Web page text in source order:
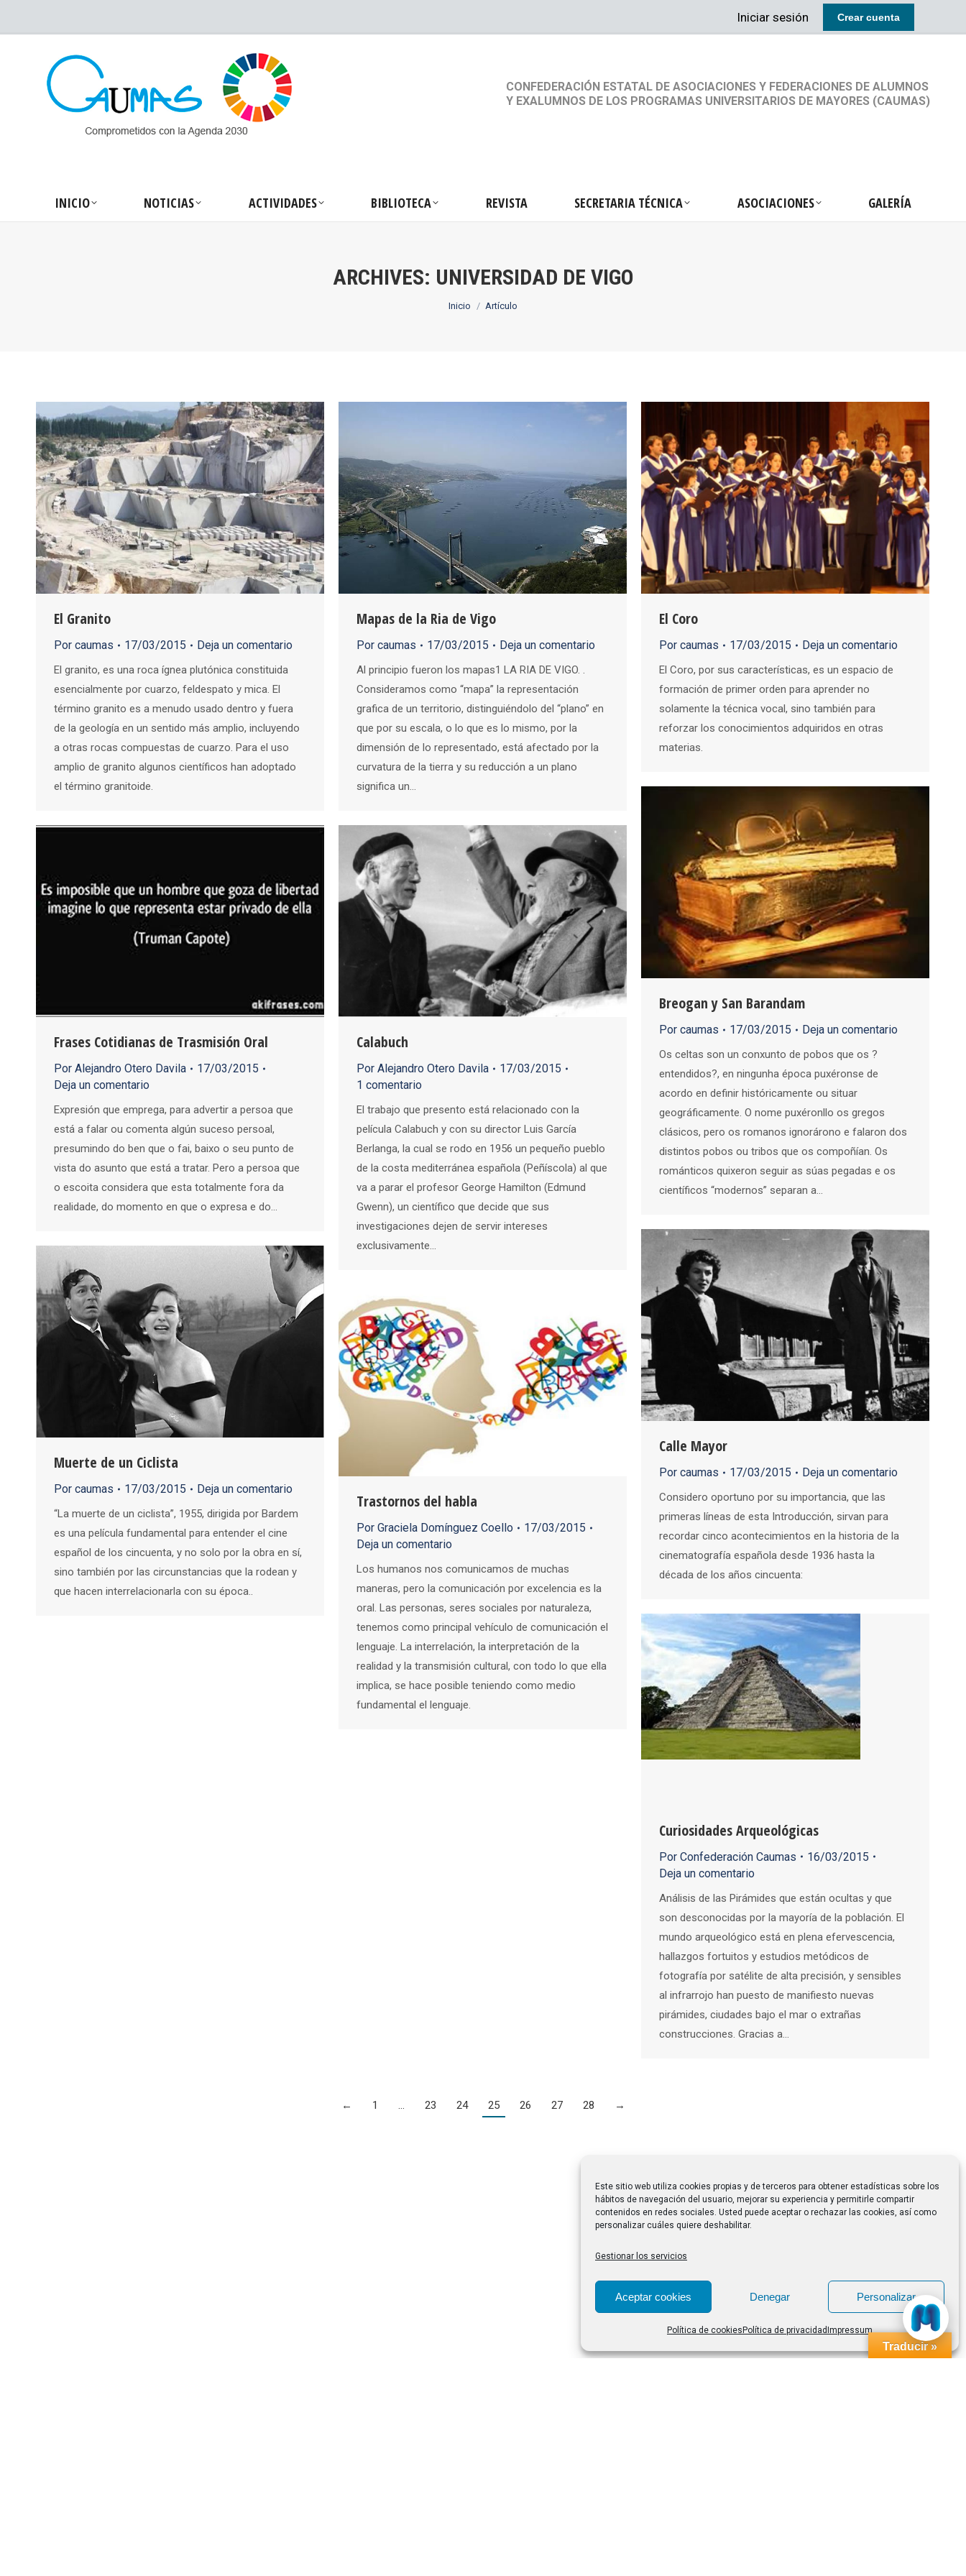
Este sitio web utiliza cookies propias y de terceros para obtener estadísticas sobre los
hábitos de navegación del usuario, mejorar su experiencia y permitirle compartir
contenidos en redes sociales. Usted puede aceptar o rechazar las cookies, así como
personalizar cuáles quiere deshabilitar.
Gestionar los servicios
Aceptar cookies Denegar Personalizar
Política de cookies Política de privacidad Impressum
Iniciar sesión Crear cuenta
CONFEDERACIÓN ESTATAL DE ASOCIACIONES Y FEDERACIONES DE ALUMNOS
Y EXALUMNOS DE LOS PROGRAMAS UNIVERSITARIOS DE MAYORES (CAUMAS)
INICIO NOTICIAS ACTIVIDADES BIBLIOTECA REVISTA SECRETARIA TÉCNICA ASOCIACIONES GALERÍA
ARCHIVES: UNIVERSIDAD DE VIGO
Estás aquí:
Inicio Artículo
El Granito
Por caumas 17/03/2015 Deja un comentario
El granito, es una roca ígnea plutónica constituida
esencialmente por cuarzo, feldespato y mica. El
término granito es a menudo usado dentro y fuera
de la geología en un sentido más amplio, incluyendo
a otras rocas compuestas de cuarzo. Para el uso
amplio de granito algunos científicos han adoptado
el término granitoide.
Mapas de la Ria de Vigo
Por caumas 17/03/2015 Deja un comentario
Al principio fueron los mapas1 LA RIA DE VIGO. .
Consideramos como “mapa” la representación
grafica de un territorio, distinguiéndolo del “plano” en
que por su escala, o lo que es lo mismo, por la
dimensión de lo representado, está afectado por la
curvatura de la tierra y su reducción a un plano
significa un…
El Coro
Por caumas 17/03/2015 Deja un comentario
El Coro, por sus características, es un espacio de
formación de primer orden para aprender no
solamente la técnica vocal, sino también para
reforzar los conocimientos adquiridos en otras
materias.
Breogan y San Barandam
Por caumas 17/03/2015 Deja un comentario
Os celtas son un conxunto de pobos que os ?
entendidos?, en ningunha época puxéronse de
acordo en definir históricamente ou situar
geográficamente. O nome puxéronllo os gregos
clásicos, pero os romanos ignorárono e falaron dos
distintos pobos ou tribos que os compoñían. Os
románticos quixeron seguir as súas pegadas e os
científicos “modernos” separan a…
Frases Cotidianas de Trasmisión Oral
Por Alejandro Otero Davila
17/03/2015
Deja un comentario
Expresión que emprega, para advertir a persoa que
está a falar ou comenta algún suceso persoal,
presumindo do ben que o fai, baixo o seu punto de
vista do asunto que está a tratar. Pero a persoa que
o escoita considera que esta totalmente fora da
realidade, do momento en que o expresa e do…
Calabuch
Por Alejandro Otero Davila
17/03/2015
1 comentario
El trabajo que presento está relacionado con la
película Calabuch y con su director Luis García
Berlanga, la cual se rodo en 1956 un pequeño pueblo
de la costa mediterránea española (Peñíscola) al que
va a parar el profesor George Hamilton (Edmund
Gwenn), un científico que decide que sus
investigaciones dejen de servir intereses
exclusivamente…
Calle Mayor
Por caumas 17/03/2015 Deja un comentario
Considero oportuno por su importancia, que las
primeras líneas de esta Introducción, sirvan para
recordar cinco acontecimientos en la historia de la
cinematografía española desde 1936 hasta la
década de los años cincuenta:
Muerte de un Ciclista
Por caumas 17/03/2015 Deja un comentario
“La muerte de un ciclista”, 1955, dirigida por Bardem
es una película fundamental para entender el cine
español de los cincuenta, y no solo por la obra en sí,
sino también por las circunstancias que la rodean y
que hacen interrelacionarla con su época..
Trastornos del habla
Por Graciela Domínguez Coello
17/03/2015
Deja un comentario
Los humanos nos comunicamos de muchas
maneras, pero la comunicación por excelencia es la
oral. Las personas, seres sociales por naturaleza,
tenemos como principal vehículo de comunicación el
lenguaje. La interrelación, la interpretación de la
realidad y la transmisión cultural, con todo lo que ella
implica, se hace posible teniendo como medio
fundamental el lenguaje.
Curiosidades Arqueológicas
Por Confederación Caumas
16/03/2015
Deja un comentario
Análisis de las Pirámides que están ocultas y que
son desconocidas por la mayoría de la población. El
mundo arqueológico está en plena efervescencia,
hallazgos fortuitos y estudios metódicos de
fotografía por satélite de alta precisión, y sensibles
al infrarrojo han puesto de manifiesto nuevas
pirámides, ciudades bajo el mar o extrañas
construcciones. Gracias a…
← 1 … 23 24 25 26 27 28 →
Traducir »